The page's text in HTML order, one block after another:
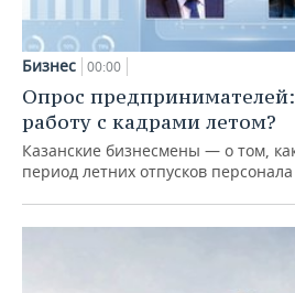
Бизнес 00:00
Опрос предпринимателей:
работу с кадрами летом?
Казанские бизнесмены — о том,
период летних отпусков персонала